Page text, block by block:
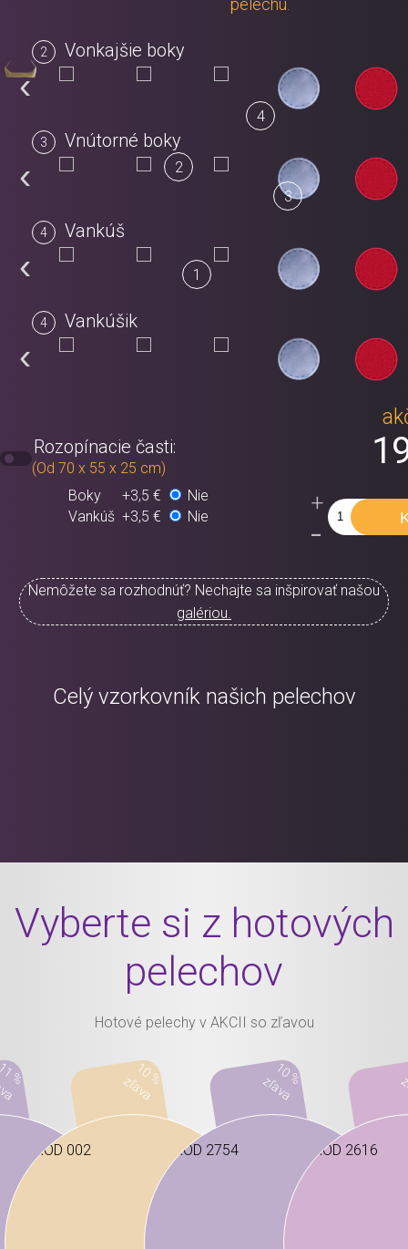
1
2
3
4
pelechu.
Vonkajšie boky
‹
Vnútorné boky
‹
Vankúš
‹
Vankúšik
‹
Rozopínacie časti:
(Od 70 x 55 x 25 cm)
Boky
+3,5 €
Nie
Vankúš +3,5 € Nie -
+
Nemôžete sa rozhodnúť? Nechajte sa inšpirovať našou
galériou.
Celý vzorkovník našich pelechov
Vyberte si z hotových
pelechov
Hotové pelechy v AKCII so zľavou
% 10 %
zľava
10 %
zľava